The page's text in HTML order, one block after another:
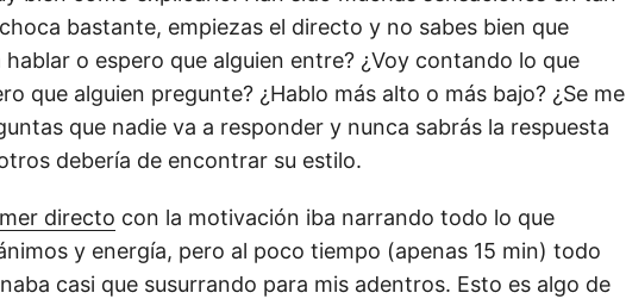
bastante, empiezas el directo y no sabes bien que
o espero que alguien entre? ¿Voy contando lo que
que alguien pregunte? ¿Hablo más alto o más bajo? ¿Se me
que nadie va a responder y nunca sabrás la respuesta
debería de encontrar su estilo.
directo con la motivación iba narrando todo lo que
y energía, pero al poco tiempo (apenas 15 min) todo
casi que susurrando para mis adentros. Esto es algo de